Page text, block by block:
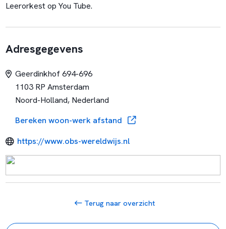
Leerorkest op You Tube.
Adresgegevens
Geerdinkhof 694-696
1103 RP Amsterdam
Noord-Holland, Nederland
Bereken woon-werk afstand
https://www.obs-wereldwijs.nl
Terug naar overzicht